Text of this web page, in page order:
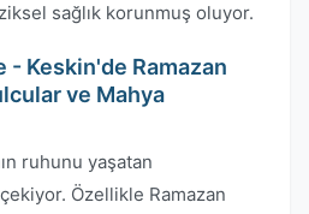
sağlık korunmuş oluyor.
- Keskin'de Ramazan
ve Mahya
ruhunu yaşatan
Özellikle Ramazan